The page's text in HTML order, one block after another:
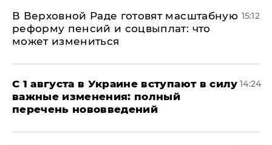
В Верховной Раде готовят масштабную
реформу пенсий и соцвыплат: что
может измениться
15:12
С 1 августа в Украине вступают в силу
важные изменения: полный
перечень нововведений
14:24